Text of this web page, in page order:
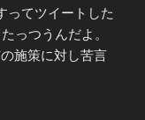
ってツイートした
っつうんだよ。
施策に対し苦言